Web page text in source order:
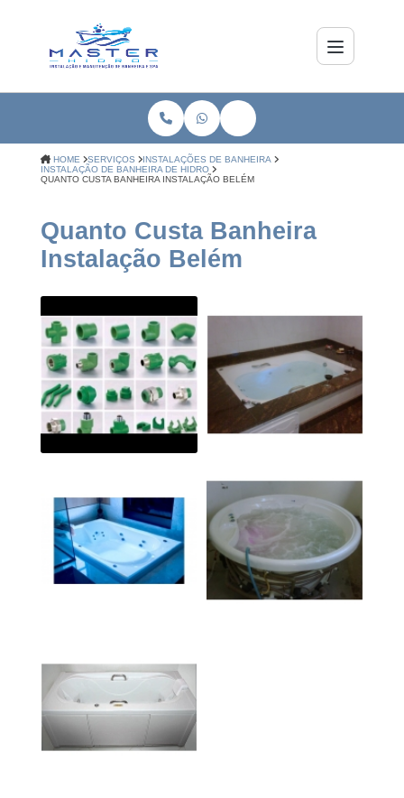
HOME SERVIÇOS
INSTALAÇÕES DE BANHEIRA
INSTALAÇÃO DE BANHEIRA DE HIDRO
QUANTO CUSTA BANHEIRA INSTALAÇÃO BELÉM
Quanto Custa Banheira
Instalação Belém